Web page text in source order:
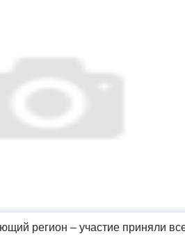
регион – участие приняли